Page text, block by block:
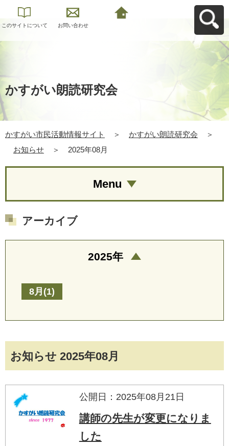
このサイトについて お問い合わせ
かすがい朗読研究会
かすがい市民活動情報サイト ＞ かすがい朗読研究会
＞
お知らせ
＞ 2025年08月
お知らせ 2025年08月
公開日：2025年08月21日
講師の先生が変更になりま
した
Menu
アーカイブ
2025年
8月(1)